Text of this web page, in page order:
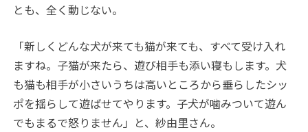
とも、全く動じない。
「新しくどんな犬が来ても猫が来ても、すべて受け入れ
ますね。子猫が来たら、遊び相手も添い寝もします。犬
も猫も相手が小さいうちは高いところから垂らしたシッ
ポを揺らして遊ばせてやります。子犬が噛みついて遊ん
でもまるで怒りません」と、紗由里さん。